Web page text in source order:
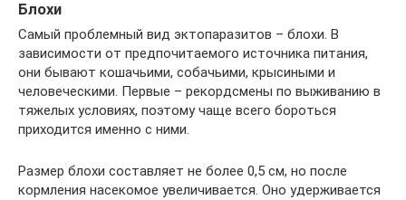
Блохи
Самый проблемный вид эктопаразитов – блохи. В
зависимости от предпочитаемого источника питания,
они бывают кошачьими, собачьими, крысиными и
человеческими. Первые – рекордсмены по выживанию в
тяжелых условиях, поэтому чаще всего бороться
приходится именно с ними.
Размер блохи составляет не более 0,5 см, но после
кормления насекомое увеличивается. Оно удерживается